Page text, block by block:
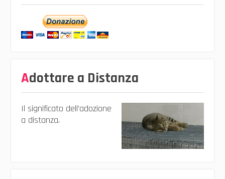
Adottare a Distanza
Il significato dell’adozione
a distanza.